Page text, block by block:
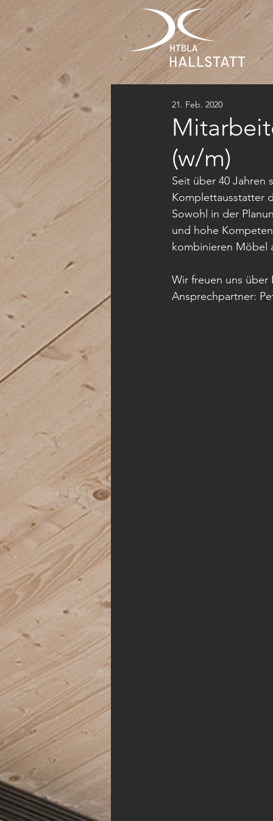
(w/m)
21. Feb. 2020
Seit über 40 Jahren
Komplettausstatter
Sowohl in der
und hohe
kombinieren Möbel
Wir freuen uns über
Ansprechpartner: